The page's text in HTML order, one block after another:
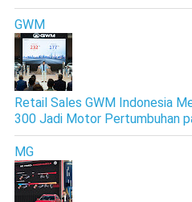
GWM
Retail Sales GWM Indonesia
300 Jadi Motor Pertumbuhan
MG